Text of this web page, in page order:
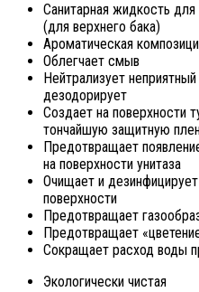
Санитарная жидкость для
(для верхнего бака)
Ароматическая
Облегчает смыв
Нейтрализует неприятный
дезодорирует
Создает на поверхности
тончайшую защитную
Предотвращает
на поверхности унитаза
Очищает и
поверхности
Предотвращает
Предотвращает
Сокращает расход воды
Экологически чистая